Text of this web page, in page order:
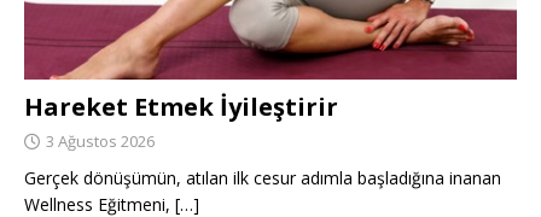
Hareket Etmek İyileştirir
3 Ağustos 2026
Gerçek dönüşümün, atılan ilk cesur adımla başladığına inanan
Wellness Eğitmeni, […]